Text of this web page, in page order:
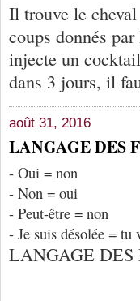
Il trouve le
coups donnés
injecte un
dans 3 jours, il
août 31, 2016
LANGAGE DES
- Oui = non
- Non = oui
- Peut-être = non
- Je suis désolée = tu
LANGAGE DES